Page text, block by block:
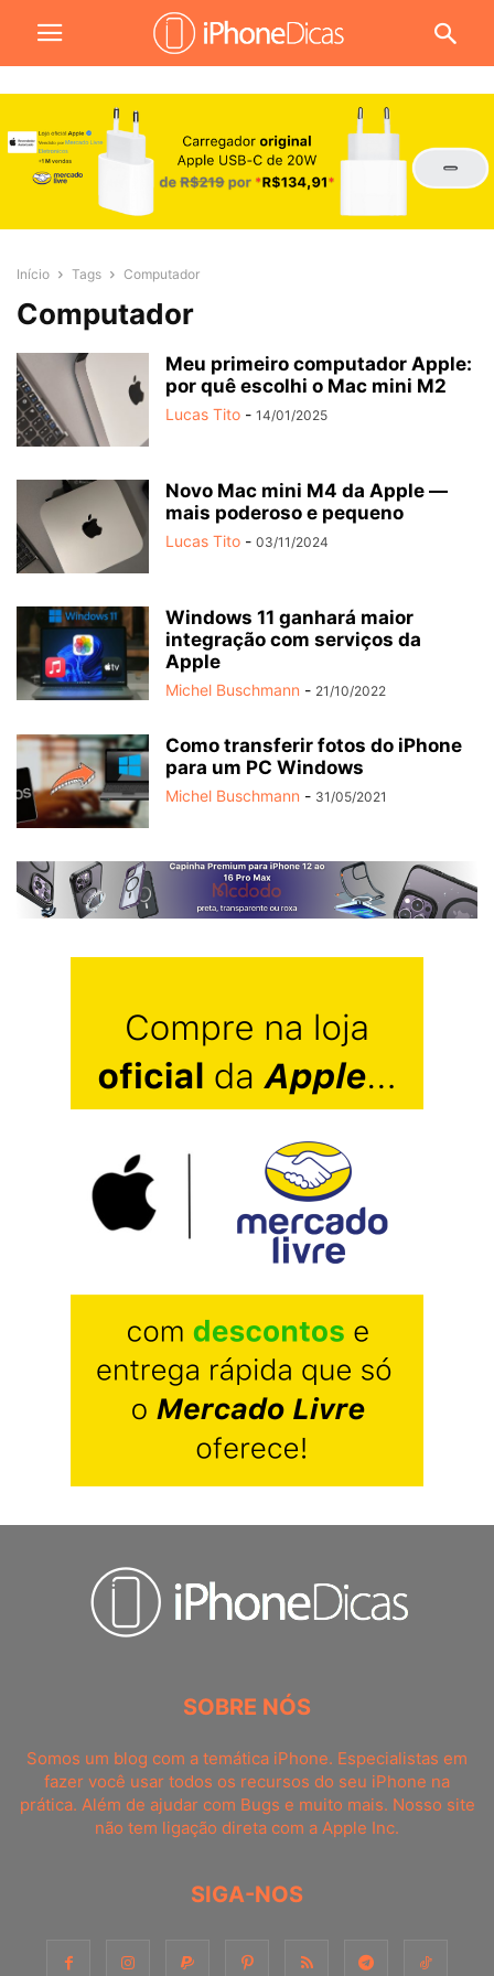
Início Tags Computador
Computador
Meu primeiro computador Apple:
por quê escolhi o Mac mini M2
Lucas Tito - 14/01/2025
Novo Mac mini M4 da Apple —
mais poderoso e pequeno
Lucas Tito - 03/11/2024
Windows 11 ganhará maior
integração com serviços da
Apple
Michel Buschmann - 21/10/2022
Como transferir fotos do iPhone
para um PC Windows
Michel Buschmann - 31/05/2021
SOBRE NÓS
Somos um blog com a temática iPhone. Especialistas em
fazer você usar todos os recursos do seu iPhone na
prática. Além de ajudar com Bugs e muito mais. Nosso site
não tem ligação direta com a Apple Inc.
SIGA-NOS